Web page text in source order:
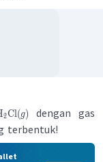
2Cl(g)
dengan gas
terbentuk!